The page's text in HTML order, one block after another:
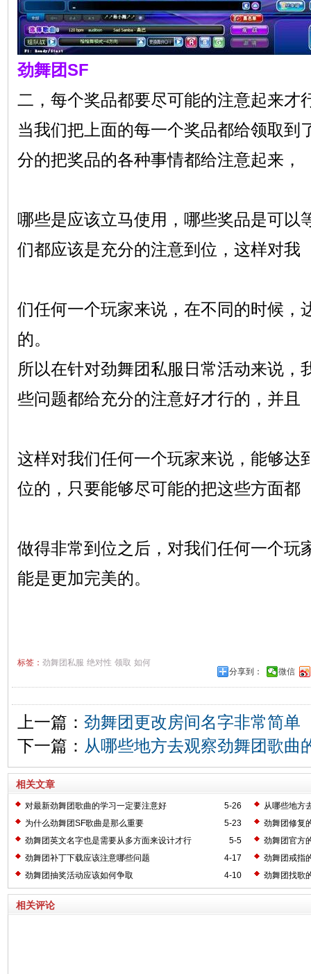
劲舞团SF
二，每个奖品都要尽可能的注意起来才
当我们把上面的每一个奖品都给领取到
分的把奖品的各种事情都给注意起来，
哪些是应该立马使用，哪些奖品是可以
们都应该是充分的注意到位，这样对我
们任何一个玩家来说，在不同的时候，
的。
所以在针对劲舞团私服日常活动来说，
些问题都给充分的注意好才行的，并且
这样对我们任何一个玩家来说，能够达
位的，只要能够尽可能的把这些方面都
做得非常到位之后，对我们任何一个玩
能是更加完美的。
标签： 劲舞团私服 绝对性 领取 如何
分享到：
微信
上一篇： 劲舞团更改房间名字非常简单
下一篇： 从哪些地方去观察劲舞团歌曲
相关文章
5-26
对最新劲舞团歌曲的学习一定要注意好
从哪些地方
5-23
为什么劲舞团SF歌曲是那么重要
劲舞团修复
5-5
劲舞团英文名字也是需要从多方面来设计才行
劲舞团官方
4-17
劲舞团补丁下载应该注意哪些问题
劲舞团戒指
4-10
劲舞团抽奖活动应该如何争取 劲舞团找歌
相关评论